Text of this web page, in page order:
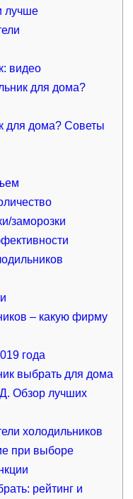
лучше
видео
для дома?
для дома? Советы
заморозки
– какую фирму
года
выбрать для дома
Обзор лучших
холодильников
при выборе
рейтинг и